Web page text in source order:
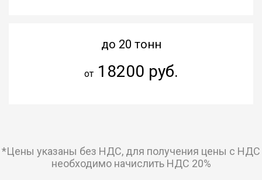
до 20 тонн
от18200 руб.
*Цены указаны без НДС, для получения цены с НДС
необходимо начислить НДС 20%